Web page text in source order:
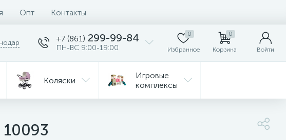
Опт Контакты
+7 (861) 299-99-84
ПН-ВС 9:00-19:00
0
Избранное
0
Корзина Войти
Коляски
Игровые
комплексы
на р/у